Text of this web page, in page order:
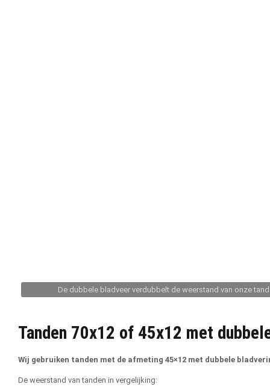
De dubbele bladveer verdubbelt de weerstand van onze
Tanden 70x12 of 45x12 met
Wij gebruiken tanden met de afmeting 45×12 met dubbele
De weerstand van tanden in vergelijking: